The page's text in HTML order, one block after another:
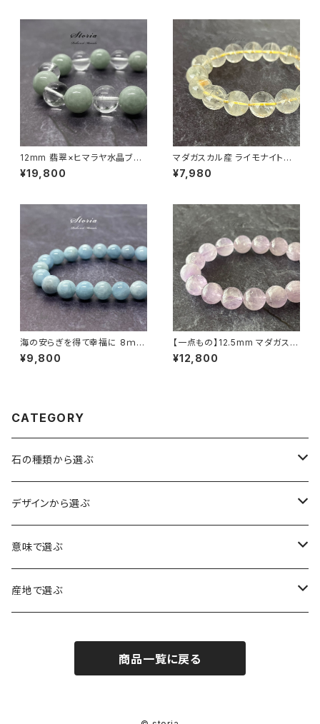
12mm 翡翠×ヒマラヤ水晶ブレ
スレット
¥19,800
マダガスカル産 ライモナイト共
生 13.5mm ガーデンクォーツ
ブレスレット
¥7,980
海の安らぎを得て幸福に 8ｍｍ
アクアマリン（緑柱石）ブレスレ
ット
¥9,800
【一点もの】12.5mm マダガスカ
ル産 ミルキー ラベンダーアメジ
スト（紫水晶）ブレスレット【鑑別
¥12,800
CATEGORY
石の種類から選ぶ
水晶（クォーツ）
アイリスクォーツ（虹入り水晶）
ヒマラヤ水晶
ローズクォーツ（紅水晶）
アメジスト（紫水晶）
スモーキークォーツ（煙水晶）
アイリススモーキークォーツ（虹入り水晶）
デザインから選ぶ
龍彫刻（水晶）
龍彫刻（オニキス）
意味で選ぶ
魔除け・厄除け
癒やし・ヒーリング
産地で選ぶ
商品一覧に戻る